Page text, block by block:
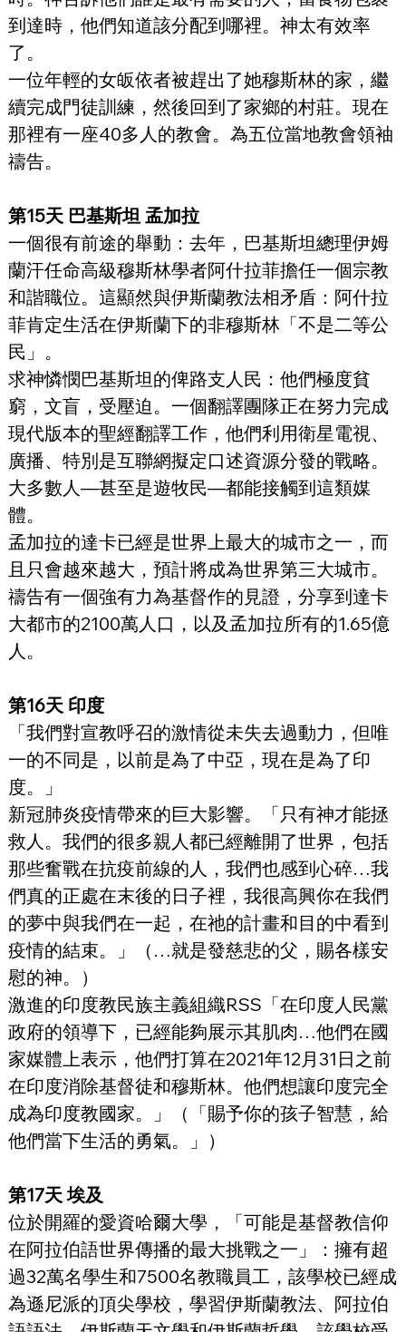
到達時，他們知道該分配到哪裡。神太有效率
了。
一位年輕的女皈依者被趕出了她穆斯林的家，繼
續完成門徒訓練，然後回到了家鄉的村莊。現在
那裡有一座40多人的教會。為五位當地教會領袖
禱告。
第15天 巴基斯坦 孟加拉
一個很有前途的舉動：去年，巴基斯坦總理伊姆
蘭汗任命高級穆斯林學者阿什拉菲擔任一個宗教
和諧職位。這顯然與伊斯蘭教法相矛盾：阿什拉
菲肯定生活在伊斯蘭下的非穆斯林「不是二等公
民」。
求神憐憫巴基斯坦的俾路支人民：他們極度貧
窮，文盲，受壓迫。一個翻譯團隊正在努力完成
現代版本的聖經翻譯工作，他們利用衛星電視、
廣播、特別是互聯網擬定口述資源分發的戰略。
大多數人—甚至是遊牧民—都能接觸到這類媒
體。
孟加拉的達卡已經是世界上最大的城市之一，而
且只會越來越大，預計將成為世界第三大城市。
禱告有一個強有力為基督作的見證，分享到達卡
大都市的2100萬人口，以及孟加拉所有的1.65億
人。
第16天 印度
「我們對宣教呼召的激情從未失去過動力，但唯
一的不同是，以前是為了中亞，現在是為了印
度。」
新冠肺炎疫情帶來的巨大影響。「只有神才能拯
救人。我們的很多親人都已經離開了世界，包括
那些奮戰在抗疫前線的人，我們也感到心碎…我
們真的正處在末後的日子裡，我很高興你在我們
的夢中與我們在一起，在祂的計畫和目的中看到
疫情的結束。」（…就是發慈悲的父，賜各樣安
慰的神。）
激進的印度教民族主義組織RSS「在印度人民黨
政府的領導下，已經能夠展示其肌肉…他們在國
家媒體上表示，他們打算在2021年12月31日之前
在印度消除基督徒和穆斯林。他們想讓印度完全
成為印度教國家。」（「賜予你的孩子智慧，給
他們當下生活的勇氣。」）
第17天 埃及
位於開羅的愛資哈爾大學，「可能是基督教信仰
在阿拉伯語世界傳播的最大挑戰之一」：擁有超
過32萬名學生和7500名教職員工，該學校已經成
為遜尼派的頂尖學校，學習伊斯蘭教法、阿拉伯